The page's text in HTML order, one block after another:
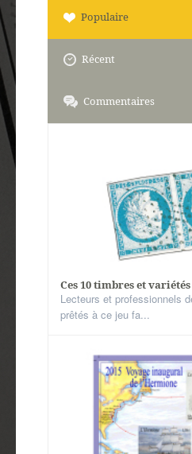
Populaire
Récent
Commentaires
Ces 10 timbres et
Lecteurs et professionnels
prêtés à ce jeu fa...